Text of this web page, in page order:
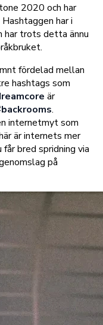
2020 och har
har i
har trots detta ännu
fördelad mellan
hashtags som
är
.
internetmyt som
är internets mer
bred spridning via
på